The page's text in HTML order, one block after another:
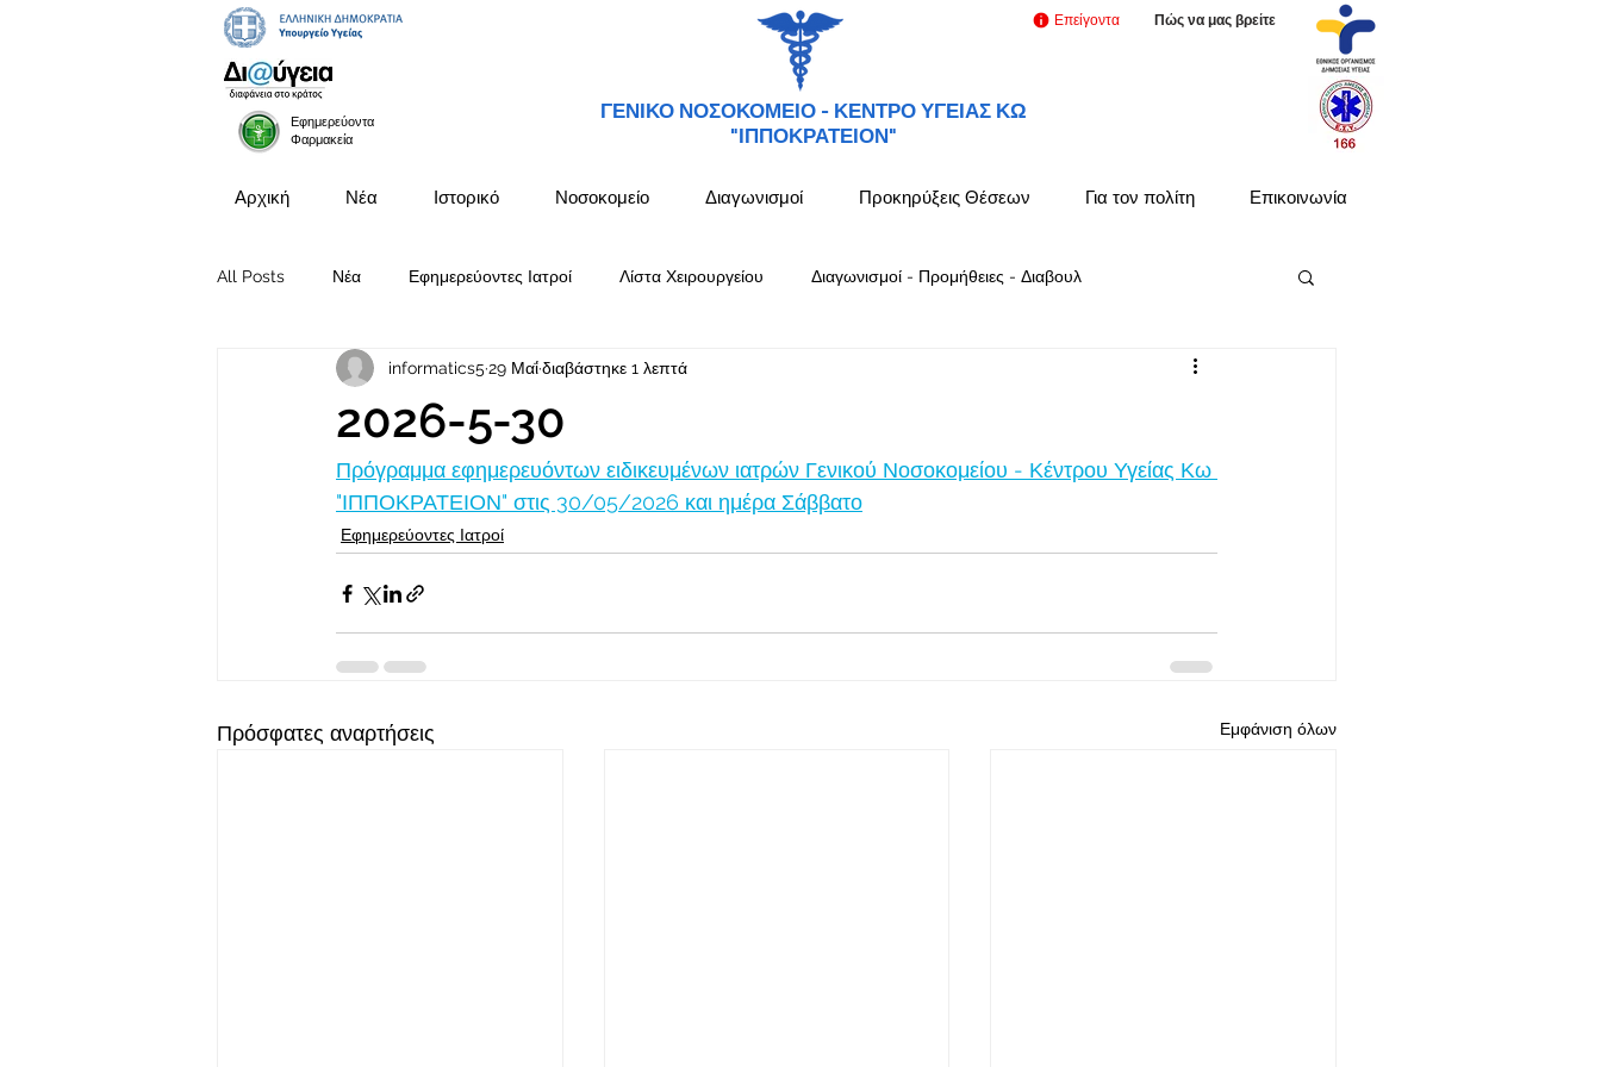
Εφημερεύοντα
Φαρμακεία
ΓΕΝΙΚΟ ΝΟΣΟΚΟΜΕΙΟ - ΚΕΝΤΡΟ ΥΓΕΙΑΣ ΚΩ
"ΙΠΠΟΚΡΑΤΕΙΟΝ"
Επείγοντα Πώς να μας βρείτε
Αρχική Νέα Ιστορικό Νοσοκομείο Διαγωνισμοί Προκηρύξεις Θέσεων Για τον πολίτη Επικοινωνία
All Posts Νέα Εφημερεύοντες Ιατροί Λίστα Χειρουργείου Διαγωνισμοί - Προμήθειες - Διαβουλ
Προκηρύξεις Θέσεων
2026-5-30
informatics5 29 Μαΐδιαβάστηκε 1 λεπτά
Πρόγραμμα εφημερευόντων ειδικευμένων ιατρών Γενικού Νοσοκομείου - Κέντρου Υγείας Κω
"ΙΠΠΟΚΡΑΤΕΙΟΝ" στις 30/05/2026 και ημέρα Σάββατο
Εφημερεύοντες Ιατροί
Πρόσφατες αναρτήσεις Εμφάνιση όλων